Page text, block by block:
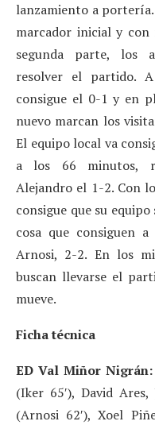
lanzamiento a
marcador inicial y con
segunda parte, los
resolver el partido.
consigue el 0-1 y en
nuevo marcan los
El equipo local va
a los 66 minutos,
Alejandro el 1-2. Con
consigue que su
cosa que consiguen
Arnosi, 2-2. En los
buscan llevarse el
mueve.
Ficha técnica
ED Val Miñor Nigrán:
(Iker 65′), David Ares,
(Arnosi 62′), Xoel